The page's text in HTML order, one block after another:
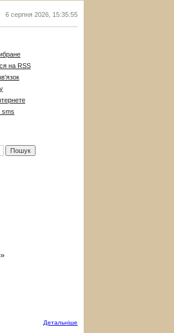
6 серпня 2026 15:35:56
на RSS
sms
Детальнiше